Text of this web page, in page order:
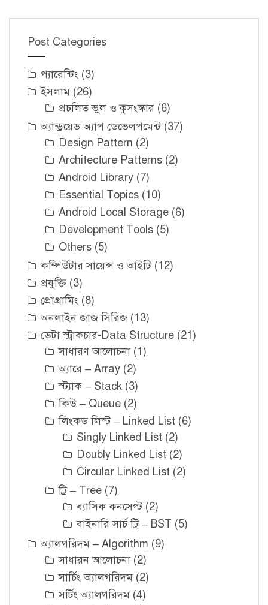
Post Categories
প্যারেন্টিং (3)
ইসলাম (26)
প্রচলিত ভুল ও কুসংস্কার (6)
অ্যান্ড্রয়েড অ্যাপ ডেভেলপমেন্ট(37)
Design Pattern (2)
Architecture Patterns (2)
Android Library (7)
Essential Topics (10)
Android Local Storage (6)
Development Tools (5)
Others (5)
কম্পিউটার সায়েন্স ও আইটি(12)
প্রযুক্তি (3)
প্রোগ্রামিং (8)
অনলাইন জাজ সিরিজ (13)
ডেটা স্ট্রাকচার-Data Structure (21)
সাধারণ আলোচনা (1)
অ্যারে – Array (2)
স্ট্যাক – Stack (3)
কিউ – Queue (2)
লিংকড লিস্ট – Linked List (6)
Singly Linked List (2)
Doubly Linked List (2)
Circular Linked List (2)
ট্রি – Tree (7)
ব্যাসিক কনসেপ্ট(2)
বাইনারি সার্চ ট্রি – BST (5)
অ্যালগরিদম – Algorithm (9)
সাধারন আলোচনা (2)
সার্চিং অ্যালগরিদম (2)
সর্টিং অ্যালগরিদম (4)